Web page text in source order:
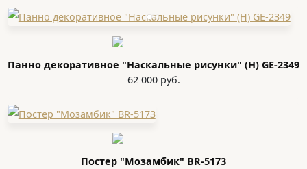
Панно декоративное "Наскальные рисунки" (H) GE-2349
62 000 руб.
Постер "Мозамбик" BR-5173